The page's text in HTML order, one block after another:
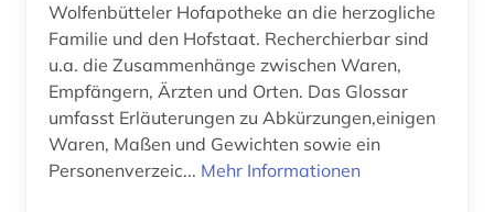
pharmazeutischer wirkstoff (1)
pharmazeutisches produkt (1)
pharmazie (251)
philosophie des mittelalters (1)
Wolfenbütteler Hofapotheke an die herzogliche
Familie und den Hofstaat. Recherchierbar sind
u.a. die Zusammenhänge zwischen Waren,
Empfängern, Ärzten und Orten. Das Glossar
umfasst Erläuterungen zu Abkürzungen,einigen
Waren, Maßen und Gewichten sowie ein
Personenverzeic... Mehr Informationen